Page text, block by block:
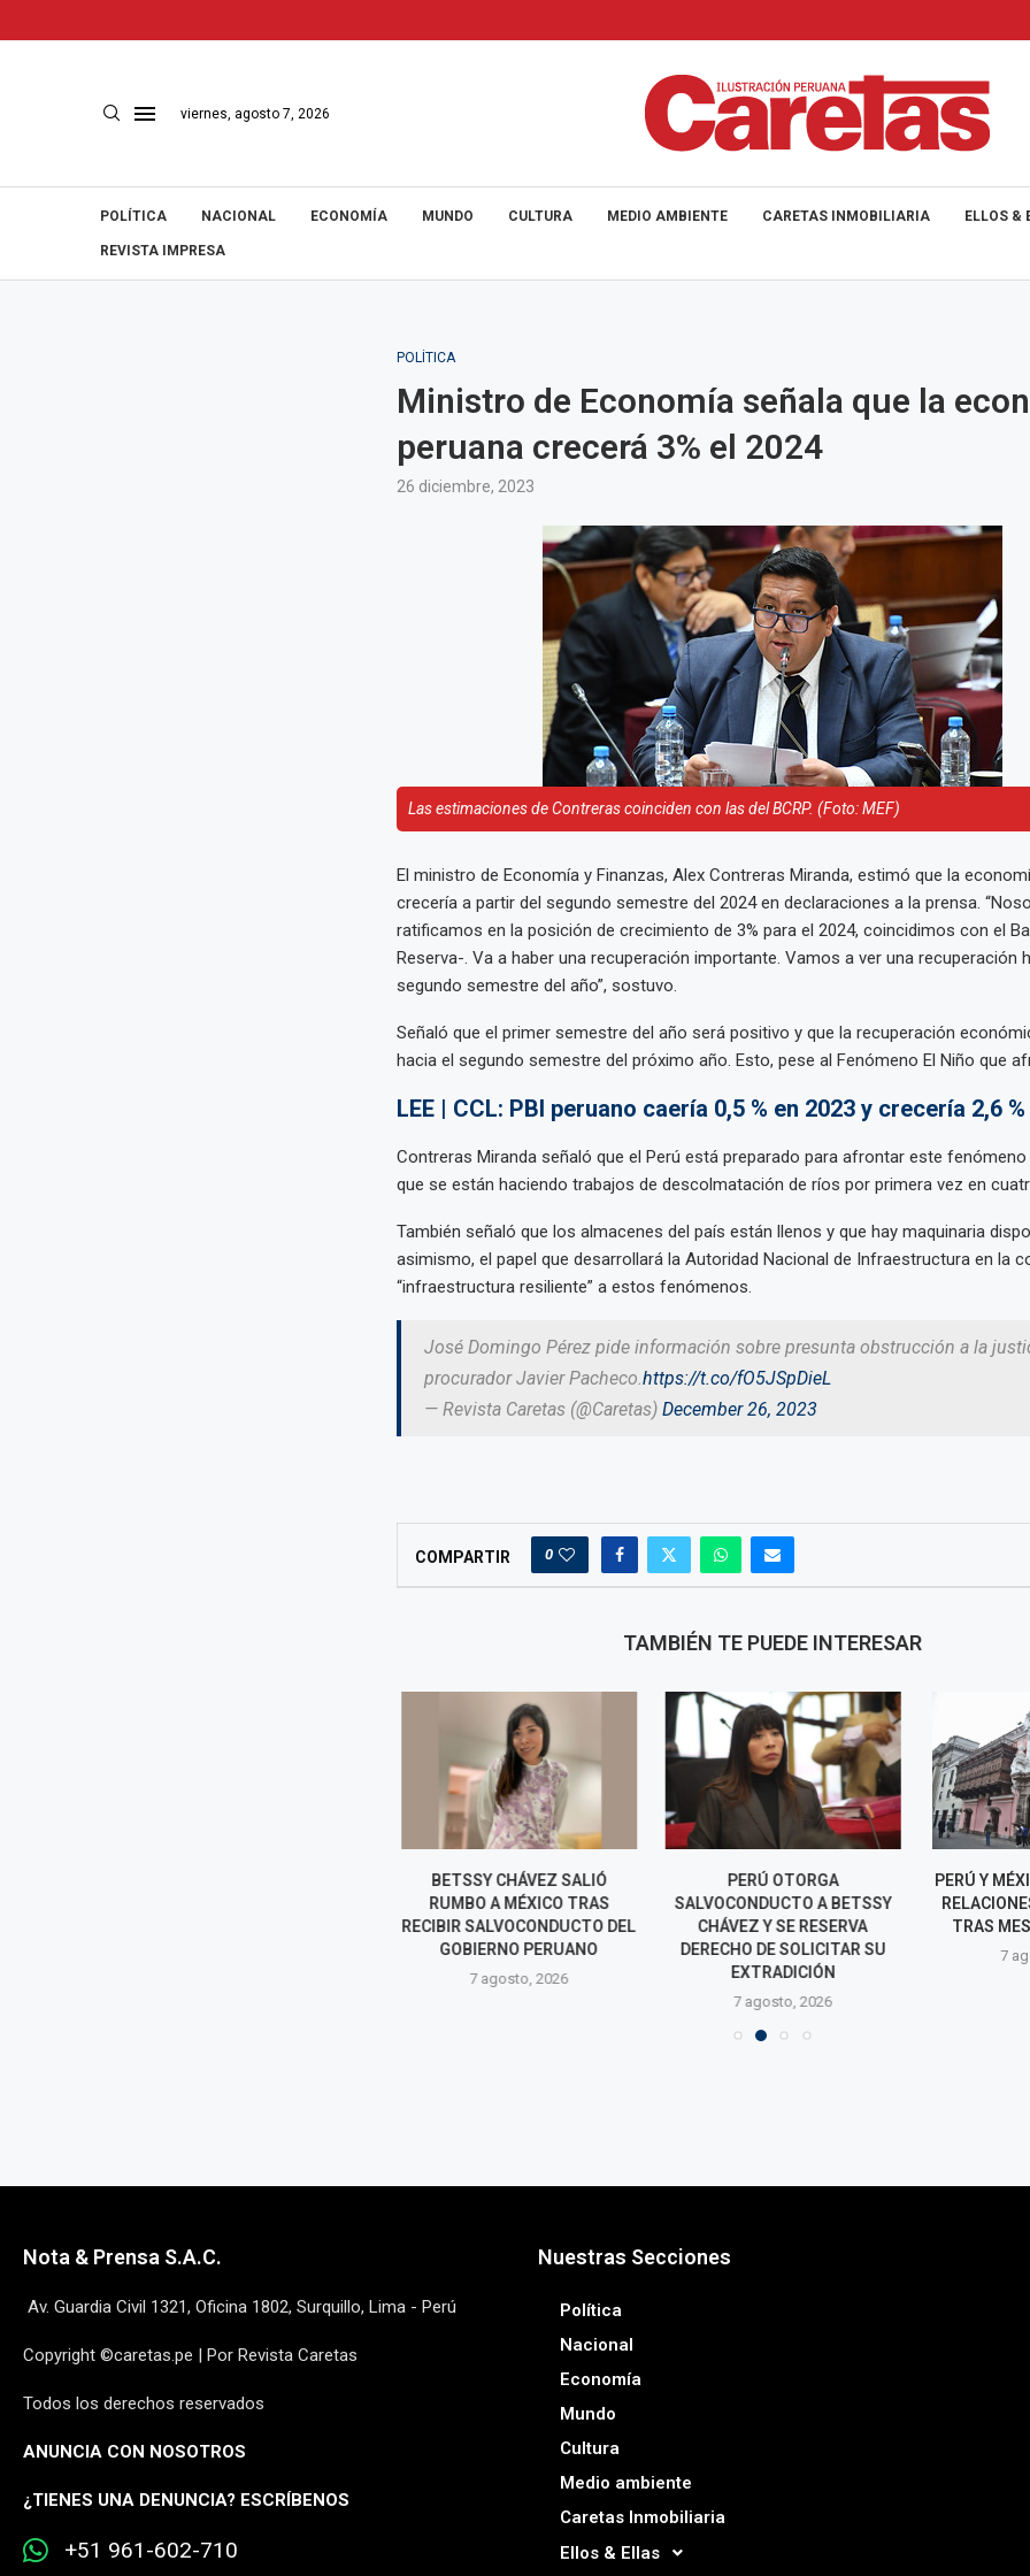
viernes, agosto 7, 2026
POLÍTICA NACIONAL ECONOMÍA MUNDO CULTURA MEDIO AMBIENTE CARETAS INMOBILIARIA ELLOS &
REVISTA IMPRESA
POLÍTICA
Ministro de Economía señala que la
peruana crecerá 3% el 2024
26 diciembre, 2023
Las estimaciones de Contreras coinciden con las del BCRP. (Foto: MEF)
El ministro de Economía y Finanzas, Alex Contreras Miranda, estimó que la
crecería a partir del segundo semestre del 2024 en declaraciones a la prensa.
ratificamos en la posición de crecimiento de 3% para el 2024, coincidimos con el
Reserva-. Va a haber una recuperación importante. Vamos a ver una recuperación
segundo semestre del año”, sostuvo.
Señaló que el primer semestre del año será positivo y que la recuperación
hacia el segundo semestre del próximo año. Esto, pese al Fenómeno El Niño que
LEE | CCL: PBI peruano caería 0,5 % en 2023 y crecería 2,6
Contreras Miranda señaló que el Perú está preparado para afrontar este
que se están haciendo trabajos de descolmatación de ríos por primera vez en
También señaló que los almacenes del país están llenos y que hay maquinaria
asimismo, el papel que desarrollará la Autoridad Nacional de Infraestructura en la
“infraestructura resiliente” a estos fenómenos.
José Domingo Pérez pide información sobre presunta obstrucción a la
procurador Javier Pacheco.https://t.co/fO5JSpDieL
— Revista Caretas (@Caretas) December 26, 2023
COMPARTIR 0
TAMBIÉN TE PUEDE INTERESAR
BETSSY CHÁVEZ SALIÓ
RUMBO A MÉXICO TRAS
RECIBIR SALVOCONDUCTO DEL
GOBIERNO PERUANO
7 agosto, 2026
PERÚ OTORGA
SALVOCONDUCTO A BETSSY
CHÁVEZ Y SE RESERVA
DERECHO DE SOLICITAR SU
EXTRADICIÓN
7 agosto, 2026
PERÚ Y
TRAS
7
Nota & Prensa S.A.C.
Av. Guardia Civil 1321, Oficina 1802, Surquillo, Lima - Perú
Copyright ©caretas.pe | Por Revista Caretas
Todos los derechos reservados
ANUNCIA CON NOSOTROS
¿TIENES UNA DENUNCIA? ESCRÍBENOS
+51 961-602-710
Nuestras Secciones
Política
Nacional
Economía
Mundo
Cultura
Medio ambiente
Caretas Inmobiliaria
Ellos & Ellas